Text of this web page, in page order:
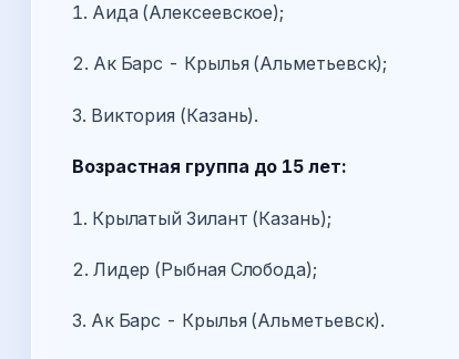
1. Аида (Алексеевское);
2. Ак Барс - Крылья (Альметьевск);
3. Виктория (Казань).
Возрастная группа до 15 лет:
1. Крылатый Зилант (Казань);
2. Лидер (Рыбная Слобода);
3. Ак Барс - Крылья (Альметьевск).